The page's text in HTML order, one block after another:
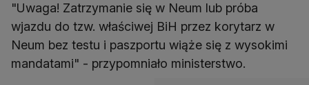
"Uwaga! Zatrzymanie się w Neum lub próba
wjazdu do tzw. właściwej BiH przez korytarz w
Neum bez testu i paszportu wiąże się z wysokimi
mandatami" - przypomniało ministerstwo.